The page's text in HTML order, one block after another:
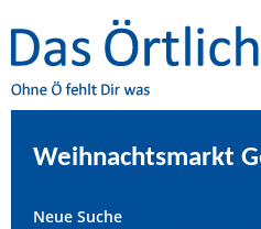
Weihnachtsmarkt
Neue Suche